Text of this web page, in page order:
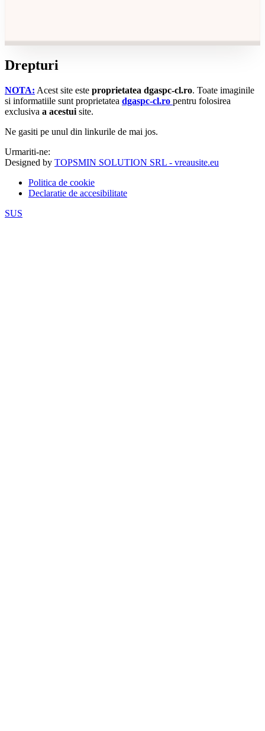
Drepturi
NOTA: Acest site este proprietatea dgaspc-cl.ro. Toate imaginile
si informatiile sunt proprietatea dgaspc-cl.ro pentru folosirea
exclusiva a acestui site.
Ne gasiti pe unul din linkurile de mai jos.
Urmariti-ne:
Designed by TOPSMIN SOLUTION SRL - vreausite.eu
Politica de cookie
Declaratie de accesibilitate
SUS